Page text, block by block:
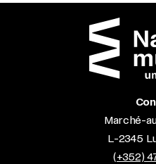
Marché-
L-2345
(+352)